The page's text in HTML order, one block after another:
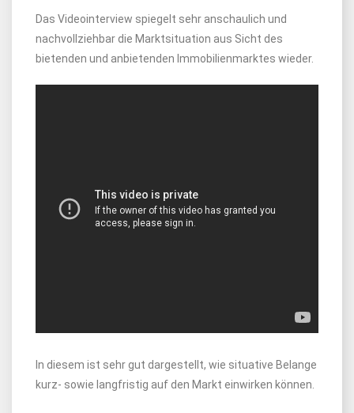
Das Videointerview spiegelt sehr anschaulich und
nachvollziehbar die Marktsituation aus Sicht des
bietenden und anbietenden Immobilienmarktes wieder.
In diesem ist sehr gut dargestellt, wie situative Belange
kurz- sowie langfristig auf den Markt einwirken können.